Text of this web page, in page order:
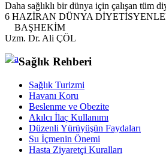
Daha sağlıklı bir dünya için çalışan tüm
6 HAZİRAN DÜNYA
BAŞHEKİM
Uzm. Dr. Ali ÇÖL
Sağlık Rehberi
Sağlık Turizmi
Havanı Koru
Beslenme ve Obezite
Akılcı İlaç Kullanımı
Düzenli Yürüyüşün Faydaları
Su İçmenin Önemi
Hasta Ziyaretçi Kuralları